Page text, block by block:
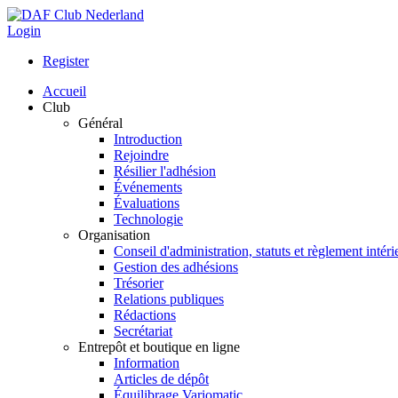
Login
Register
Accueil
Club
Général
Introduction
Rejoindre
Résilier l'adhésion
Événements
Évaluations
Technologie
Organisation
Conseil d'administration, statuts et règlement
Gestion des adhésions
Trésorier
Relations publiques
Rédactions
Secrétariat
Entrepôt et boutique en ligne
Information
Articles de dépôt
Équilibrage Variomatic